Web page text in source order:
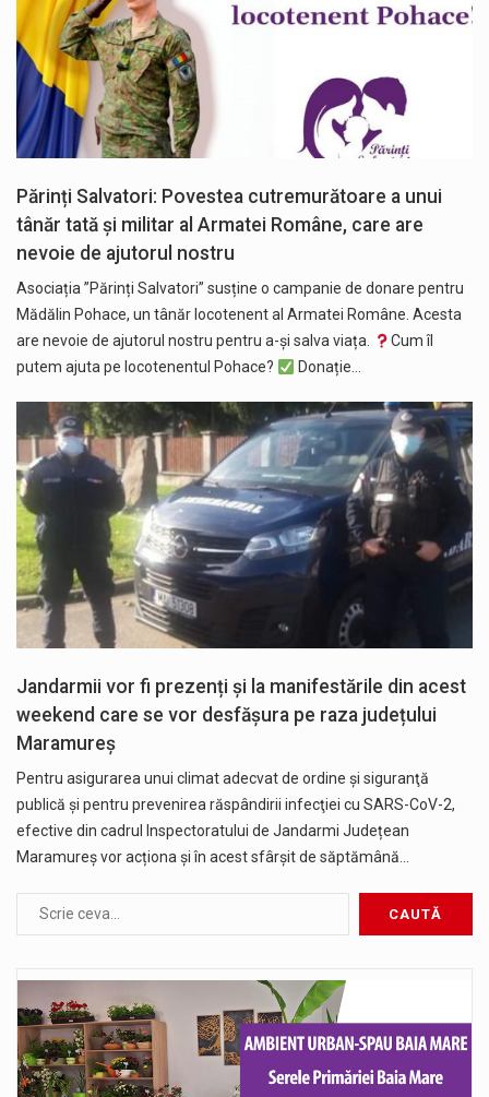
Părinți Salvatori: Povestea cutremurătoare a unui
tânăr tată și militar al Armatei Române, care are
nevoie de ajutorul nostru
Asociația ”Părinți Salvatori” susține o campanie de donare pentru
Mădălin Pohace, un tânăr locotenent al Armatei Române. Acesta
are nevoie de ajutorul nostru pentru a-și salva viața.
Cum îl
putem ajuta pe locotenentul Pohace?
Donație…
Jandarmii vor fi prezenți și la manifestările din acest
weekend care se vor desfășura pe raza județului
Maramureș
Pentru asigurarea unui climat adecvat de ordine și siguranţă
publică și pentru prevenirea răspândirii infecţiei cu SARS-CoV-2,
efective din cadrul Inspectoratului de Jandarmi Județean
Maramureș vor acționa și în acest sfârșit de săptămână…